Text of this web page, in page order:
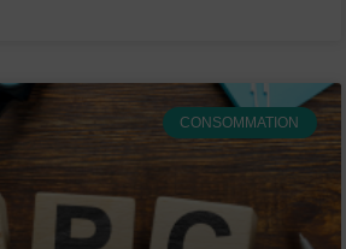
CONSOMMATION